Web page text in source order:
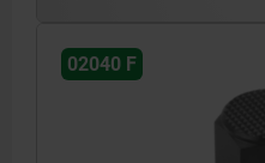
02040 F